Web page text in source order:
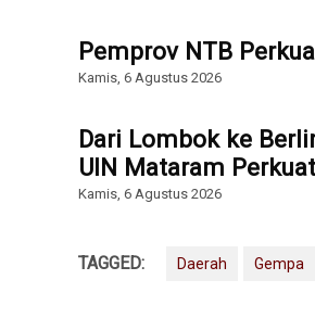
Pemprov NTB
Kamis, 6 Agustus 2026
Dari Lombok ke
UIN Mataram
Kamis, 6 Agustus 2026
TAGGED: Daerah Gempa